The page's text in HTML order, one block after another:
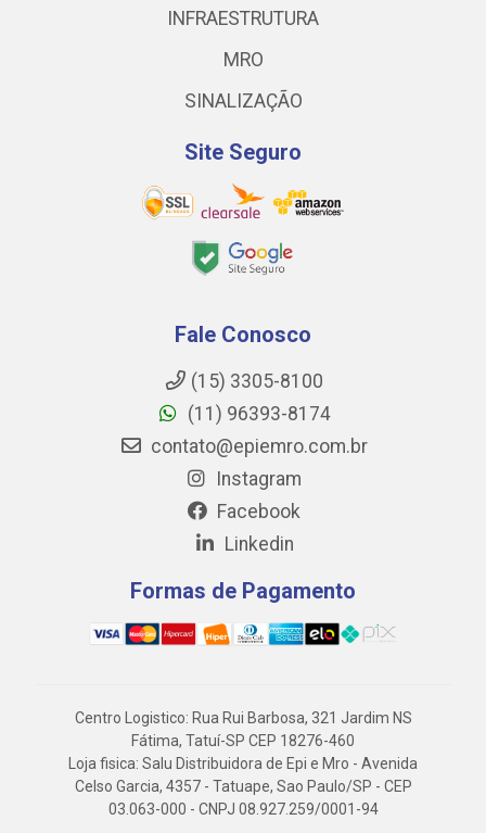
INFRAESTRUTURA
MRO
SINALIZAÇÃO
Site Seguro
Fale Conosco
(15) 3305-8100
(11) 96393-8174
contato@epiemro.com.br
Instagram
Facebook
Linkedin
Formas de Pagamento
Centro Logistico: Rua Rui Barbosa, 321 Jardim NS
Fátima, Tatuí-SP CEP 18276-460
Loja fisica: Salu Distribuidora de Epi e Mro - Avenida
Celso Garcia, 4357 - Tatuape, Sao Paulo/SP - CEP
03.063-000 - CNPJ 08.927.259/0001-94